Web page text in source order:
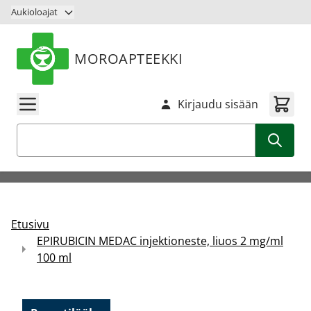
Siirry sisältöön
Aukioloajat
MOROAPTEEKKI
Kirjaudu sisään
Etusivu
EPIRUBICIN MEDAC injektioneste, liuos 2 mg/ml
100 ml